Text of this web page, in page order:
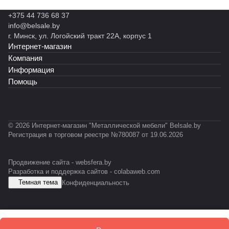
ы
й
С
Т
Ф
ы
й
С
T
-
0
3
1
ы
й
С
Т
0
1
1
ы
й
С
Т
0
1
0
С
C
E
S
D
1
+375 44 736 68 37
info@belsale.by
г. Минск, ул. Логойский тракт 22А, корпус 1
Интернет-магазин
Компания
Информация
Помощь
© 2026 Интернет-магазин "Металлической мебели" Belsale.by
Регистрация в торговом реестре №780087 от 19.06.2026
Продвижение сайта - websfera.by
Разработка и поддержка сайтов - colabaweb.com
Темная тема
Конфиденциальность